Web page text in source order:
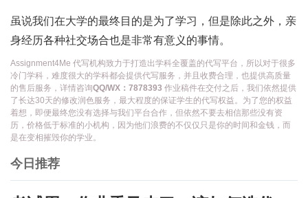
虽说我们在大学的最终目的是为了学习，但是除此之外，亲
身经历各种社交场合也是非常有意义的事情。
Assignment4Me 代写机构致力于打造出学科全覆盖的代写平台，所以对于很多
冷门学科，难度很大的学科都会提供代写服务，并且收费合理，也提供高质量
的售后服务，详情咨询QQ/WX：7878393 作业稿件在交付之后，我们依然提供
了长达30天的修改润色服务，最大程度的保证学生的代写权益。为了您的权益
着想，即便最终您没有选择与我们平台合作，但依然不要去相信那些没有资
历，价格低于标准的小机构，因为他们浪费的不仅仅只是你的时间和金钱，而
是在变相摧毁你的学业。
今日推荐